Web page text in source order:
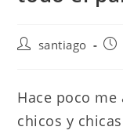
Postsantiago
Hace poco
chicos y